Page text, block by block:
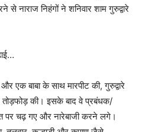
से नाराज निहंगों ने शनिवार शाम गुरुद्वारे
और एक बाबा के साथ मारपीट की, गुरुद्वारे
की। इसके बाद वे प्रबंधक/
पर चढ़ गए और नारेबाजी करने लगे।